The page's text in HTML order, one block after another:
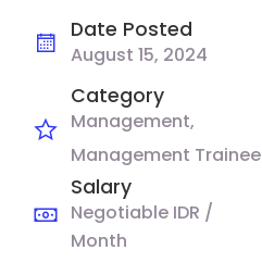
Date Posted
August 15, 2024
Category
Management
Management Trainee
Salary
Negotiable IDR /
Month